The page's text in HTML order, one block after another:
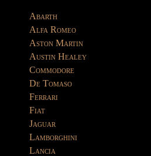
Abarth
Alfa Romeo
Aston Martin
Austin Healey
Commodore
De Tomaso
Ferrari
Fiat
Jaguar
Lamborghini
Lancia